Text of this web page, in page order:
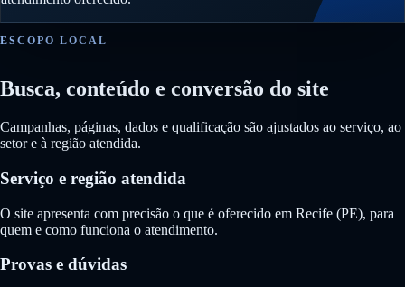
ESCOPO LOCAL
Busca, conteúdo e conversão do site
Campanhas, páginas, dados e qualificação são ajustados ao serviço, ao
setor e à região atendida.
Serviço e região atendida
O site apresenta com precisão o que é oferecido em Recife (PE), para
quem e como funciona o atendimento.
Provas e dúvidas